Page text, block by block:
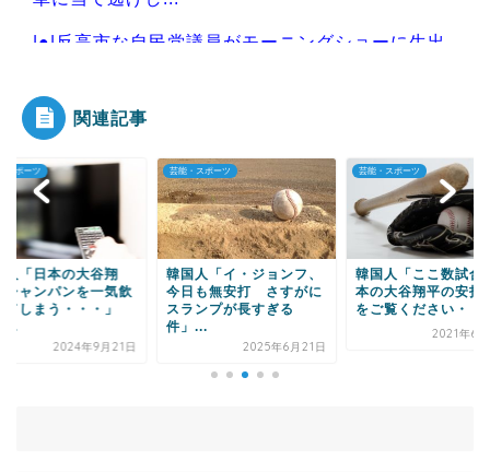
|●|反高市な自民党議員がモーニングショーに生出
Powered by livedoor 相互RSS
関連記事
スポーツ
人「日本の大谷翔
シャンパンを一気飲
てしまう・・・」
...
2024年9月21日
芸能・スポーツ
韓国人「イ・ジョンフ、
今日も無安打 さすがに
スランプが長すぎる
件」...
2025年6月21日
芸能・スポーツ
韓国人「ここ数試合
本の大谷翔平の安打
をご覧ください・・
2021年6